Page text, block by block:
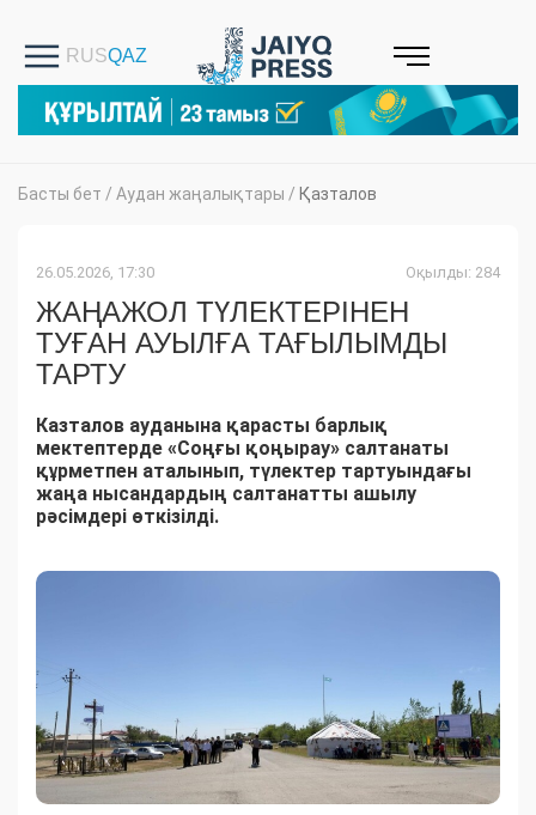
Басты бет / Аудан жаңалықтары / Қазталов
26.05.2026, 17:30 Оқылды: 284
ЖАҢАЖОЛ ТҮЛЕКТЕРІНЕН
ТУҒАН АУЫЛҒА ТАҒЫЛЫМДЫ
ТАРТУ
Казталов ауданына қарасты барлық
мектептерде «Соңғы қоңырау» салтанаты
құрметпен аталынып, түлектер тартуындағы
жаңа нысандардың салтанатты ашылу
рәсімдері өткізілді.